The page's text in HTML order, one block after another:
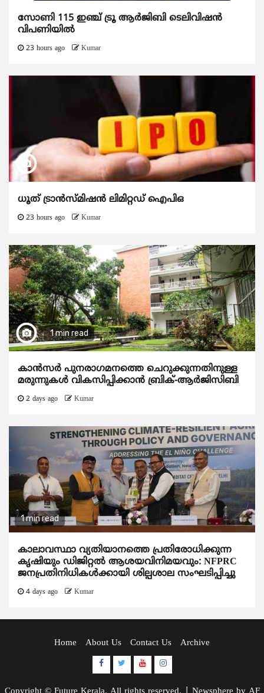
സോണി 115 ഇഞ്ച് ട്രൂ ആർജിബി ടെലിവിഷൻ
വിപണിയിൽ
23 hours ago Kumar
ധൂത് ട്രാൻസ്മിഷൻ ലിമിറ്റഡ് ഐപിഒ
23 hours ago Kumar
1 min read
കാന്‍സര്‍ പുനരാഗമനത്തെ ചെറുക്കുന്നതിനുള്ള
മരുന്നുകള്‍ വികസിപ്പിക്കാന്‍ ബ്രിക്-ആര്‍ജിസിബി
2 days ago Kumar
1 min read
കാലാവസ്ഥാ വ്യതിയാനത്തെ പ്രതിരോധിക്കുന്ന
കൃഷിയും ഡിജിറ്റൽ ആശയവിനിമയവും: NFPRC
ജനപ്രതിനിധികൾക്കായി ശില്പശാല സംഘടിപ്പിച്ചു
4 days ago Kumar
Home About Us Contact Us Archive
Facebook
TwitterYoutubeInstagram